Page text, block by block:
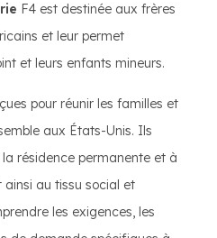
F4 est destinée aux frères
et leur permet
et leurs enfants mineurs.
pour réunir les familles et
aux États-Unis. Ils
résidence permanente et à
au tissu social et
les exigences, les